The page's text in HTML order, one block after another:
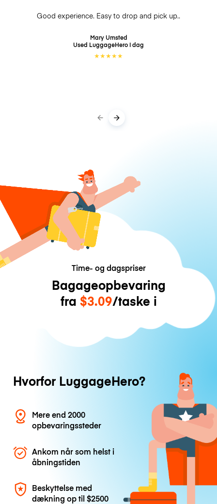
Good experience. Easy to drop and pick up..
Mary Umsted
Used LuggageHero I dag
★★★★★
Time- og dagspriser
Bagageopbevaring
fra $3.09/taske i
Hvorfor LuggageHero?
Mere end 2000
opbevaringssteder
Ankom når som helst i
åbningstiden
Beskyttelse med
dækning op til$2500